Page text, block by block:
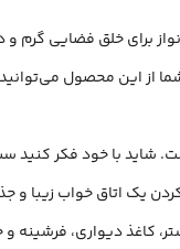
برای خلق فضایی گرم
از این محصول
شاید با خود فکر
یک اتاق خواب زیبا
کاغذ دیواری،